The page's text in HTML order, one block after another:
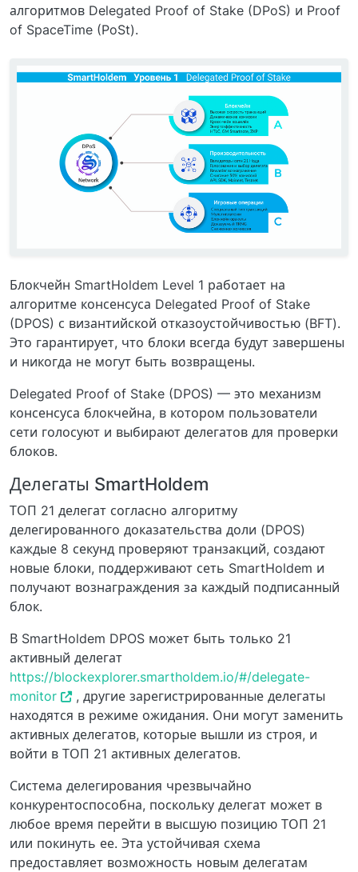
алгоритмов Delegated Proof of Stake (DPoS) и Proof
of SpaceTime (PoSt).
Блокчейн SmartHoldem Level 1 работает на
алгоритме консенсуса Delegated Proof of Stake
(DPOS) с византийской отказоустойчивостью (BFT).
Это гарантирует, что блоки всегда будут завершены
и никогда не могут быть возвращены.
Delegated Proof of Stake (DPOS) — это механизм
консенсуса блокчейна, в котором пользователи
сети голосуют и выбирают делегатов для проверки
блоков.
Делегаты SmartHoldem
ТОП 21 делегат согласно алгоритму
делегированного доказательства доли (DPOS)
каждые 8 секунд проверяют транзакций, создают
новые блоки, поддерживают сеть SmartHoldem и
получают вознаграждения за каждый подписанный
блок.
В SmartHoldem DPOS может быть только 21
активный делегат
https://blockexplorer.smartholdem.io/#/delegate-
monitor
, другие зарегистрированные делегаты
находятся в режиме ожидания. Они могут заменить
активных делегатов, которые вышли из строя, и
войти в ТОП 21 активных делегатов.
Система делегирования чрезвычайно
конкурентоспособна, поскольку делегат может в
любое время перейти в высшую позицию ТОП 21
или покинуть ее. Эта устойчивая схема
предоставляет возможность новым делегатам